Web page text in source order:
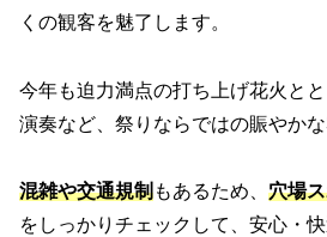
くの観客を魅了します。
今年も迫力満点の打ち上げ花火とと
演奏など、祭りならではの賑やか
混雑や交通規制もあるため、 穴場
をしっかりチェックして、安心・